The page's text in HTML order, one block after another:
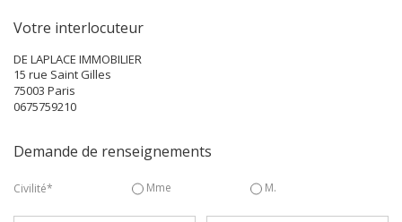
Votre interlocuteur
DE LAPLACE IMMOBILIER
15 rue Saint Gilles
75003 Paris
0675759210
Demande de renseignements
Civilité* Mme M.